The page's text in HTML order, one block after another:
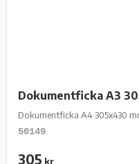
Dokumentficka A3
Dokumentficka A4 305x430
50149
305 kr